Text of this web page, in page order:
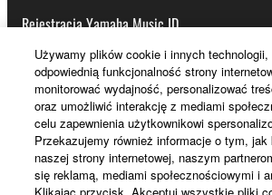
Rejestracja Yamaha Music ID
Informacje o Yamaha
Polska - Polish
Używamy plików cookie i innych technologii,
odpowiednią funkcjonalność strony
monitorować wydajność, personalizować
oraz umożliwić interakcję z mediami
celu zapewnienia użytkownikowi
Przekazujemy również informacje o tym,
naszej strony internetowej, naszym
się reklamą, mediami społecznościowymi i